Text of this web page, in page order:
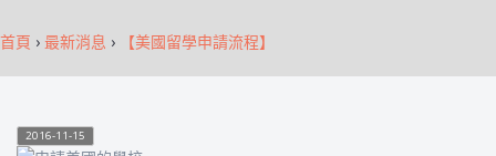
首頁 › 最新消息 › 【美國留學申請流程】
2016-11-15